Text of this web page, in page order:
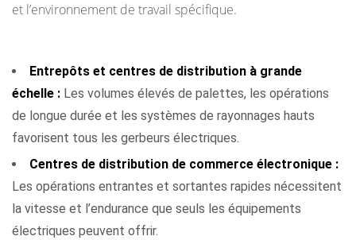
et l’environnement de travail spécifique.
Entrepôts et centres de distribution à grande
échelle : Les volumes élevés de palettes, les opérations
de longue durée et les systèmes de rayonnages hauts
favorisent tous les gerbeurs électriques.
Centres de distribution de commerce électronique :
Les opérations entrantes et sortantes rapides nécessitent
la vitesse et l’endurance que seuls les équipements
électriques peuvent offrir.